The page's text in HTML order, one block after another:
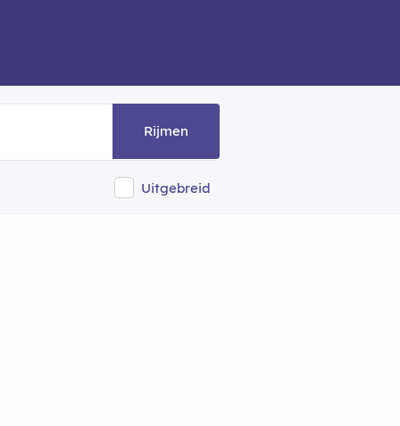
Rijmen
Uitgebreid